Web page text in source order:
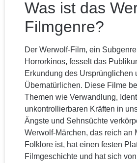
Was ist das
Filmgenre?
Der Werwolf-Film, ein
Horrorkinos, fesselt das
Erkundung des Ursprünglichen
Übernatürlichen. Diese Filme
Themen wie Verwandlung,
unkontrollierbaren Kräften in
Ängste und Sehnsüchte
Werwolf-Märchen, das reich an
Folklore ist, hat einen festen
Filmgeschichte und hat sich